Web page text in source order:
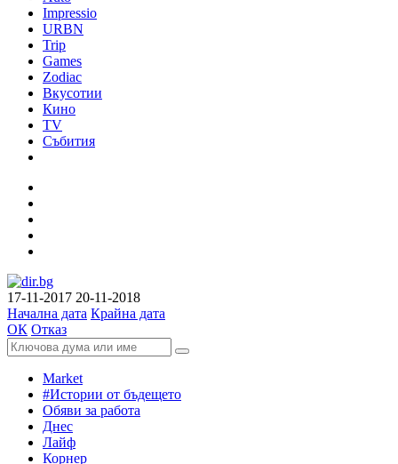
Impressio
URBN
Trip
Games
Zodiac
Вкусотии
Кино
TV
Събития
17-11-2017 20-11-2018
Начална дата Крайна дата
ОК Отказ
Market
#Истории от бъдещето
Обяви за работа
Днес
Лайф
Корнер